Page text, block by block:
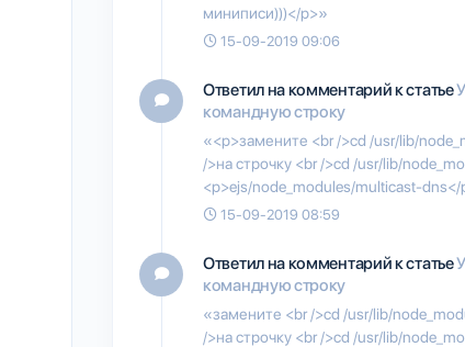
миниписи)))</p>»
15-09-2019 09:06
Ответил на комментарий к статье
командную строку
«<p>замените <br />cd /usr/lib/
/>на строчку <br />cd /usr/lib/
<p>ejs/node_modules/multicast-dns</
15-09-2019 08:59
Ответил на комментарий к статье
командную строку
«замените <br />cd /usr/lib/
/>на строчку <br />cd /usr/lib/